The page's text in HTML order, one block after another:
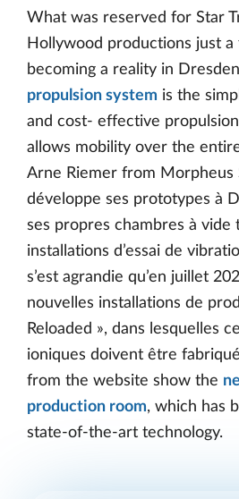
What was reserved for Star
Hollywood productions just a
becoming a reality in
propulsion system is the
and cost- effective
allows mobility over the
Arne Riemer from Morpheus
développe ses prototypes à
ses propres chambres à vide
installations d’essai de
s’est agrandie qu’en juillet
nouvelles installations de
Reloaded », dans lesquelles
ioniques doivent être
from the website show the
production room, which has
state-of-the-art technology.